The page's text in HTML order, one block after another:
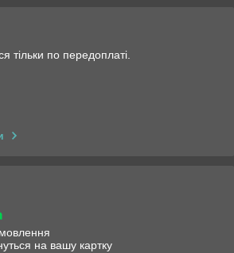
тільки по передоплаті.
на вашу картку